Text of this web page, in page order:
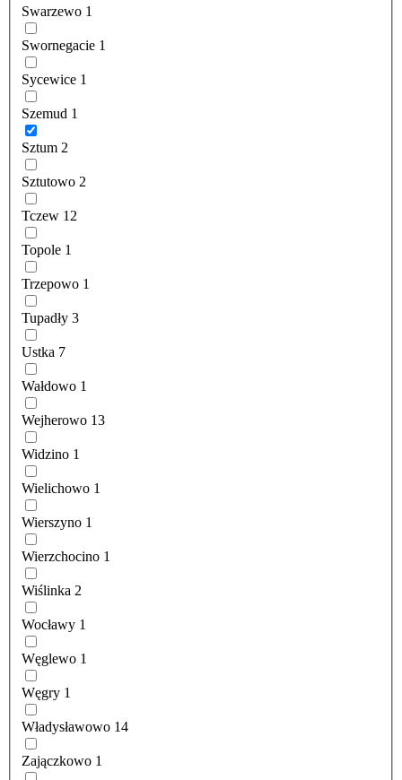
Swarzewo 1
Swornegacie 1
Sycewice 1
Szemud 1
Sztum 2
Sztutowo 2
Tczew 12
Topole 1
Trzepowo 1
Tupadły 3
Ustka 7
Wałdowo 1
Wejherowo 13
Widzino 1
Wielichowo 1
Wierszyno 1
Wierzchocino 1
Wiślinka 2
Wocławy 1
Węglewo 1
Węgry 1
Władysławowo 14
Zajączkowo 1